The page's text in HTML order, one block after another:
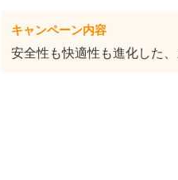
キャンペーン内容
安全性も快適性も進化した